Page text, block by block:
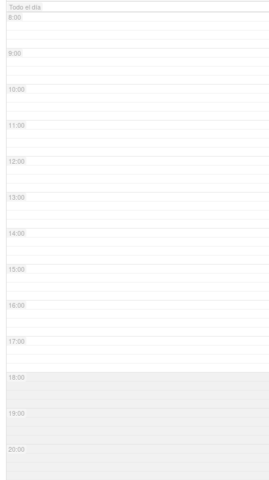
Todo el día
8:00
9:00
10:00
11:00
12:00
13:00
14:00
15:00
16:00
17:00
18:00
19:00
20:00